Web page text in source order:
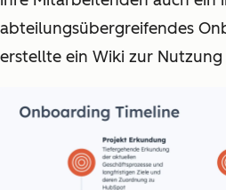
abteilungsübergreifendes
erstellte ein Wiki zur